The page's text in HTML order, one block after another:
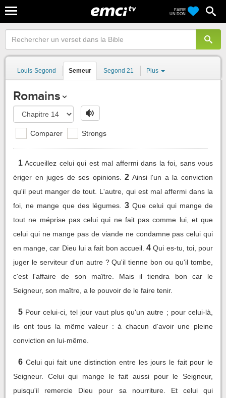
FAIRE
UN DON
Louis-Segond Semeur Segond 21 Plus
Romains
Comparer Strongs
1 Accueillez celui qui est mal affermi dans la foi, sans vous
ériger en juges de ses opinions.
2 Ainsi l'un a la conviction
qu'il peut manger de tout. L'autre, qui est mal affermi dans la
foi, ne mange que des légumes.
3 Que celui qui mange de
tout ne méprise pas celui qui ne fait pas comme lui, et que
celui qui ne mange pas de viande ne condamne pas celui qui
en mange, car Dieu lui a fait bon accueil. 4 Qui es-tu, toi, pour
juger le serviteur d'un autre ? Qu'il tienne bon ou qu'il tombe,
c'est l'affaire de son maître. Mais il tiendra bon car le
Seigneur, son maître, a le pouvoir de le faire tenir.
5 Pour celui-ci, tel jour vaut plus qu'un autre ; pour celui-là,
ils ont tous la même valeur : à chacun d'avoir une pleine
conviction en lui-même.
6 Celui qui fait une distinction entre les jours le fait pour le
Seigneur. Celui qui mange le fait aussi pour le Seigneur,
puisqu'il remercie Dieu pour sa nourriture. Et celui qui